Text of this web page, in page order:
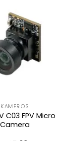
KAMEROS
C03 FPV Micro
Camera